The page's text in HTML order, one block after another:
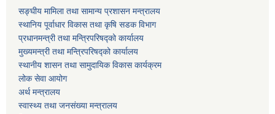
सङ्घीय मामिला तथा सामान्य प्रशासन मन्त्रालय
स्थानिय पूर्वाधार विकास तथा कृषि सडक विभाग
प्रधानमन्त्री तथा मन्त्रिपरिषद्को कार्यालय
मुख्यमन्त्री तथा मन्त्रिपरिषद्को कार्यालय
स्थानीय शासन तथा सामुदायिक विकास कार्यक्रम
लोक सेवा आयोग
अर्थ मन्त्रालय
स्वास्थ्य तथा जनस‌ंख्या मन्त्रालय